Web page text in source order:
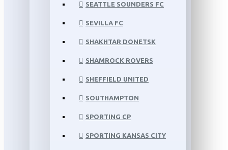
SEATTLE SOUNDERS FC
SEVILLA FC
SHAKHTAR DONETSK
SHAMROCK ROVERS
SHEFFIELD UNITED
SOUTHAMPTON
SPORTING CP
SPORTING KANSAS CITY